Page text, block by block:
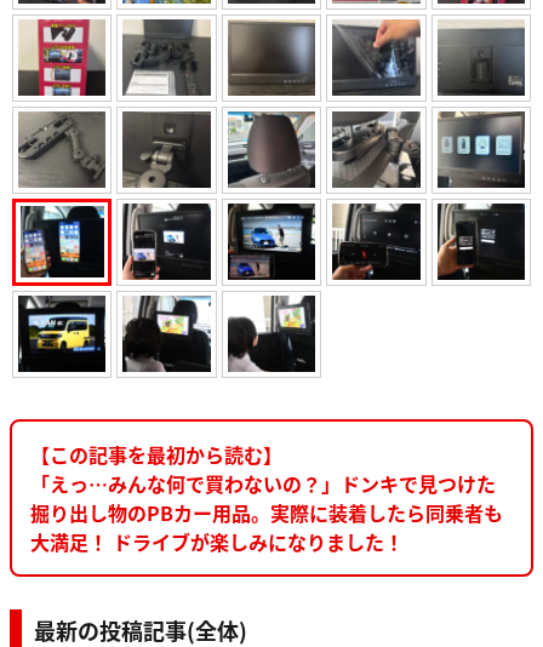
【この記事を最初から読む】
「えっ…みんな何で買わないの？」ドンキで見つけた
掘り出し物のPBカー用品。実際に装着したら同乗者も
大満足！ ドライブが楽しみになりました！
最新の投稿記事(全体)